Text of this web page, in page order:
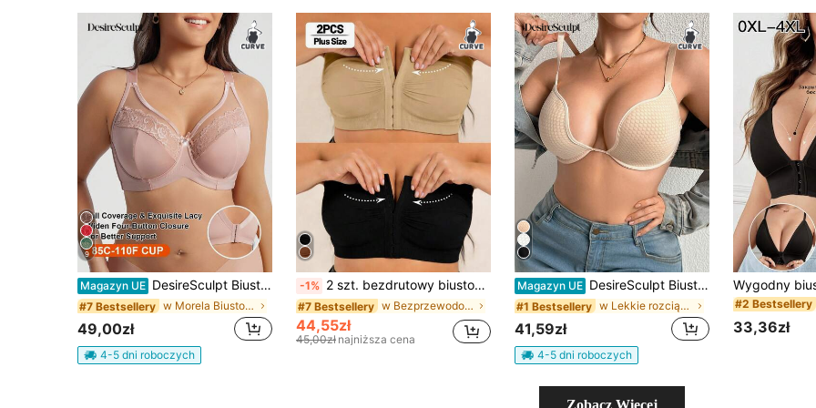
9
Magazyn UE DesireSculpt Biustonosz z fiszbinami w kontrastowym kolorze dla kobiet w dużych rozmiarach z koronką i kokardką
#7 Bestsellery w Morela Biustonosze i braletki w dużych rozmiarac
49,00zł
4-5 dni roboczych
-1% 2 szt. bezdrutowy biustonosz bandeau EssElegance Plus Size, z zapięciem z przodu, bezszwowy, niewidoczny, z regulowanym tyłem, do codziennego noszenia, komfort na cały dzień
#7 Bestsellery w Bezprzewodowy Biustonosze i braletki w dużych ro
44,55zł
45,00zł najniższa cena
Magazyn UE DesireSculpt Biustonosz koronkowy w czarnym kolorze z łatkami i miseczkami w dużym rozmiarze
#1 Bestsellery w Lekkie rozciągnięcie Biustonosze i braletki w du
41,59zł
4-5 dni roboczych
#2 Bestsellery
33,36zł